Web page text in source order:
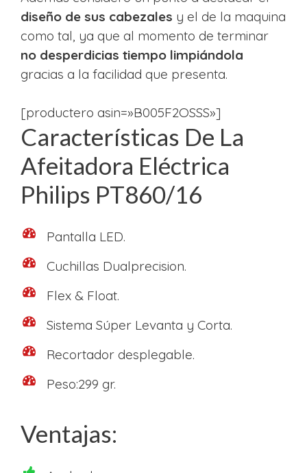
diseño de sus cabezales y el de la maquina
como tal, ya que al momento de terminar
no desperdicias tiempo limpiándola
gracias a la facilidad que presenta.
[productero asin=»B005F2OSSS»]
Características De La
Afeitadora Eléctrica
Philips PT860/16
Pantalla LED.
Cuchillas Dualprecision.
Flex & Float.
Sistema Súper Levanta y Corta.
Recortador desplegable.
Peso:299 gr.
Ventajas: